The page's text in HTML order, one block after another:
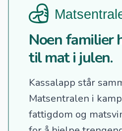
Noen familier
til mat i julen.
Kassalapp står
Matsentralen i
fattigdom og